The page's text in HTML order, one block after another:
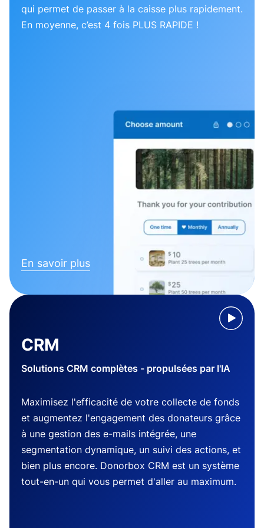
qui permet de passer à la caisse plus rapidement.
En moyenne, c’est 4 fois PLUS RAPIDE !
En savoir plus
CRM
Solutions CRM complètes - propulsées par l'IA
Maximisez l'efficacité de votre collecte de fonds
et augmentez l'engagement des donateurs grâce
à une gestion des e-mails intégrée, une
segmentation dynamique, un suivi des actions, et
bien plus encore. Donorbox CRM est un système
tout-en-un qui vous permet d'aller au maximum.